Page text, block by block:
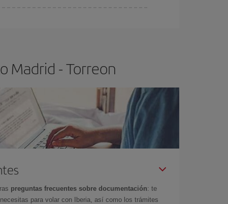
Madrid - Torreon
preguntas frecuentes sobre documentación: te
para volar con Iberia, así como los trámites